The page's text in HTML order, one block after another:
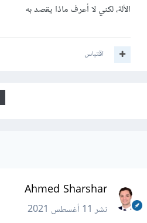
الألة، لكني لا أعرف ماذا يقصد به
اقتباس
Ahmed Sharshar
نشر11 أغسطس 2021